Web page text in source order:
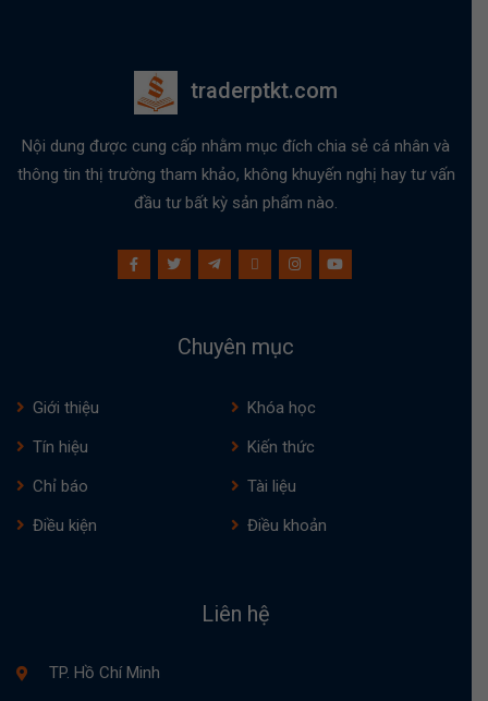
traderptkt.com
Nội dung được cung cấp nhằm mục đích chia sẻ cá nhân và
thông tin thị trường tham khảo, không khuyến nghị hay tư vấn
đầu tư bất kỳ sản phẩm nào.
Chuyên mục
Giới thiệu
Khóa học
Tín hiệu
Kiến thức
Chỉ báo
Tài liệu
Điều kiện
Điều khoản
Liên hệ
TP. Hồ Chí Minh